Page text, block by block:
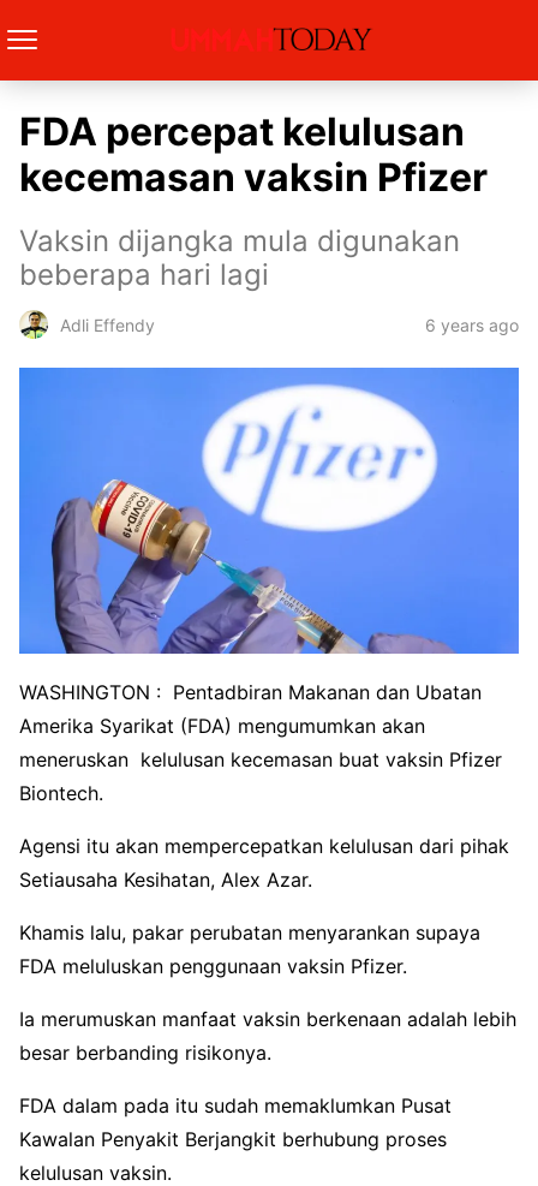
FDA percepat kelulusan
kecemasan vaksin Pfizer
Vaksin dijangka mula digunakan
beberapa hari lagi
Adli Effendy 6 years ago
WASHINGTON : Pentadbiran Makanan dan Ubatan
Amerika Syarikat (FDA) mengumumkan akan
meneruskan kelulusan kecemasan buat vaksin Pfizer
Biontech.
Agensi itu akan mempercepatkan kelulusan dari pihak
Setiausaha Kesihatan, Alex Azar.
Khamis lalu, pakar perubatan menyarankan supaya
FDA meluluskan penggunaan vaksin Pfizer.
Ia merumuskan manfaat vaksin berkenaan adalah lebih
besar berbanding risikonya.
FDA dalam pada itu sudah memaklumkan Pusat
Kawalan Penyakit Berjangkit berhubung proses
kelulusan vaksin.